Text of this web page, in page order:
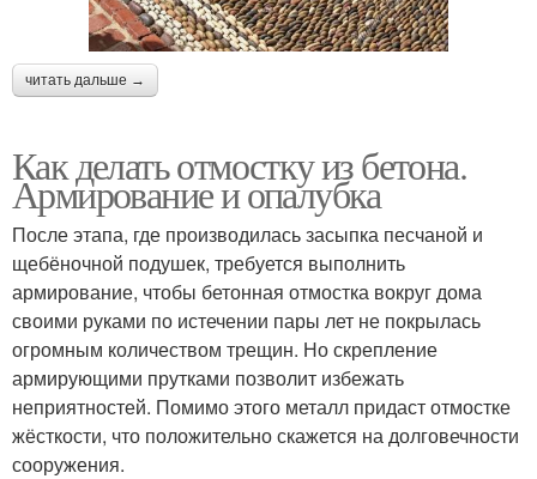
читать дальше →
Как делать отмостку из бетона.
Армирование и опалубка
После этапа, где производилась засыпка песчаной и
щебёночной подушек, требуется выполнить
армирование, чтобы бетонная отмостка вокруг дома
своими руками по истечении пары лет не покрылась
огромным количеством трещин. Но скрепление
армирующими прутками позволит избежать
неприятностей. Помимо этого металл придаст отмостке
жёсткости, что положительно скажется на долговечности
сооружения.